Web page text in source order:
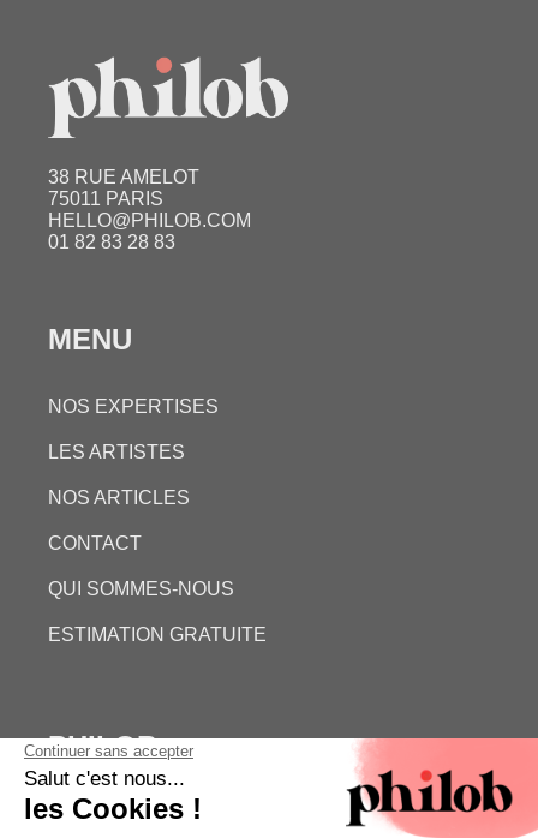
38 RUE AMELOT
75011 PARIS
HELLO@PHILOB.COM
01 82 83 28 83
MENU
NOS EXPERTISES
LES ARTISTES
NOS ARTICLES
CONTACT
QUI SOMMES-NOUS
ESTIMATION GRATUITE
PHILOB
MENTIONS LÉGALES